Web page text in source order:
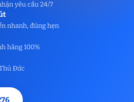
yêu cầu 24/7
nhanh, đúng hẹn
hãng 100%
Đức